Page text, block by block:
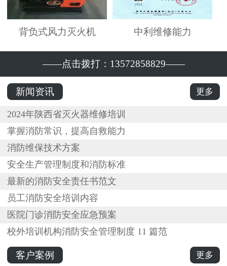
背负式风力灭火机 中利维修能力
——点击拨打：13572858829——
更多
新闻资讯
2024年陕西省灭火器维修培训
掌握消防常识，提高自救能力
消防维保技术方案
安全生产管理制度和消防标准
最新的消防安全责任书范文
员工消防安全培训内容
医院门诊消防安全应急预案
校外培训机构消防安全管理制度 11 篇范
更多
客户案例